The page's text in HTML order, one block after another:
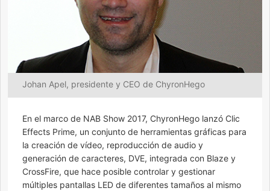
Johan Apel, presidente y CEO de ChyronHego
En el marco de NAB Show 2017, ChyronHego lanzó Clic
Effects Prime, un conjunto de herramientas gráficas para
la creación de vídeo, reproducción de audio y
generación de caracteres, DVE, integrada con Blaze y
CrossFire, que hace posible controlar y gestionar
múltiples pantallas LED de diferentes tamaños al mismo